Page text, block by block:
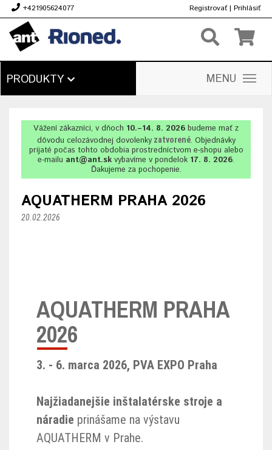
+421905624077 Registrovať | Prihlásiť
PRODUKTY MENU
Vážení zákazníci, v dňoch 10.–14. 8. 2026 budeme mať z
dôvodu celozávodnej dovolenkyzatvorené. Objednávky
prijaté počas tohto obdobia prostredníctvom e-shopu alebo
e-mailu ant@ant.sk vybavíme v pondelok 17. 8. 2026.
Ďakujeme za pochopenie.
AQUATHERM PRAHA 2026
20.02.2026
AQUATHERM PRAHA
2026
3. - 6. marca 2026, PVA EXPO Praha
Najžiadanejšie inštalatérske stroje a
náradie prinášame na výstavu
AQUATHERM v Prahe.